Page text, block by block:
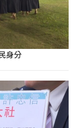
身分